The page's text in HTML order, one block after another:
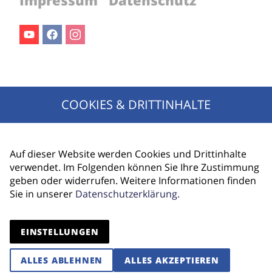
Jetzt für den Newsletter anmelden!
ANMELDEN
COOKIES & DRITTINHALTE
Auf dieser Website werden Cookies und Drittinhalte
verwendet. Im Folgenden können Sie Ihre Zustimmung
geben oder widerrufen. Weitere Informationen finden
Sie in unserer Datenschutzerklärung.
EINSTELLUNGEN
ALLES ABLEHNEN ALLES AKZEPTIEREN